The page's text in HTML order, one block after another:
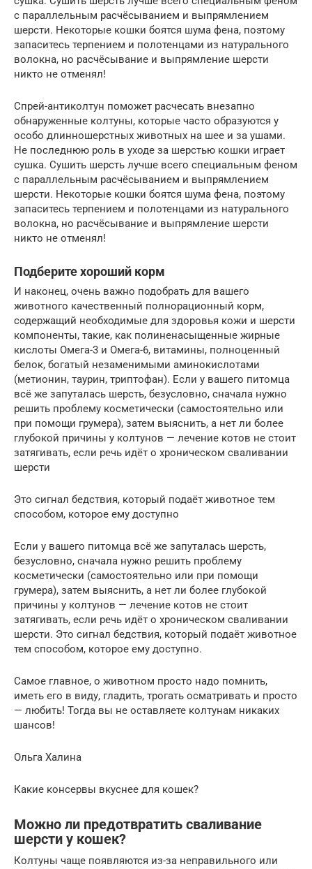
с параллельным расчёсыванием и выпрямлением
шерсти. Некоторые кошки боятся шума фена, поэтому
запаситесь терпением и полотенцами из натурального
волокна, но расчёсывание и выпрямление шерсти
никто не отменял!
Спрей-антиколтун поможет расчесать внезапно
обнаруженные колтуны, которые часто образуются у
особо длинношерстных животных на шее и за ушами.
Не последнюю роль в уходе за шерстью кошки играет
сушка. Сушить шерсть лучше всего специальным феном
с параллельным расчёсыванием и выпрямлением
шерсти. Некоторые кошки боятся шума фена, поэтому
запаситесь терпением и полотенцами из натурального
волокна, но расчёсывание и выпрямление шерсти
никто не отменял!
Подберите хороший корм
И наконец, очень важно подобрать для вашего
животного качественный полнорационный корм,
содержащий необходимые для здоровья кожи и шерсти
компоненты, такие, как полиненасыщенные жирные
кислоты Омега-3 и Омега-6, витамины, полноценный
белок, богатый незаменимыми аминокислотами
(метионин, таурин, триптофан). Если у вашего питомца
всё же запуталась шерсть, безусловно, сначала нужно
решить проблему косметически (самостоятельно или
при помощи грумера), затем выяснить, а нет ли более
глубокой причины у колтунов — лечение котов не стоит
затягивать, если речь идёт о хроническом сваливании
шерсти
Это сигнал бедствия, который подаёт животное тем
способом, которое ему доступно
Если у вашего питомца всё же запуталась шерсть,
безусловно, сначала нужно решить проблему
косметически (самостоятельно или при помощи
грумера), затем выяснить, а нет ли более глубокой
причины у колтунов — лечение котов не стоит
затягивать, если речь идёт о хроническом сваливании
шерсти. Это сигнал бедствия, который подаёт животное
тем способом, которое ему доступно.
Самое главное, о животном просто надо помнить,
иметь его в виду, гладить, трогать осматривать и просто
— любить! Тогда вы не оставляете колтунам никаких
шансов!
Ольга Халина
Какие консервы вкуснее для кошек?
Можно ли предотвратить сваливание
шерсти у кошек?
Колтуны чаще появляются из-за неправильного или